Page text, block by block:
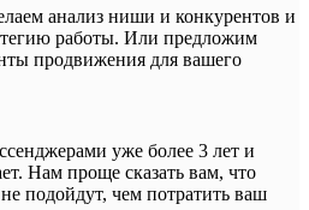
анализ ниши и конкурентов и
работы. Или предложим
продвижения для вашего
уже более 3 лет и
Нам проще сказать вам, что
подойдут, чем потратить ваш